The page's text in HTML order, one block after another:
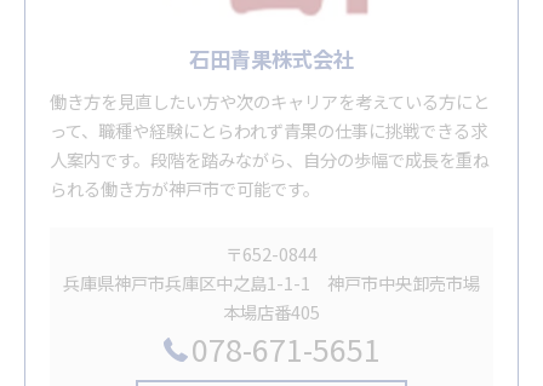
石田青果株式会社
働き方を見直したい方や次のキャリアを考えている方にと
って、職種や経験にとらわれず青果の仕事に挑戦できる求
人案内です。段階を踏みながら、自分の歩幅で成長を重ね
られる働き方が神戸市で可能です。
〒652-0844
兵庫県神戸市兵庫区中之島1-1-1 神戸市中央卸売市場
本場店番405
078-671-5651